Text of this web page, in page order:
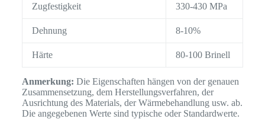
Zugfestigkeit 330-430 MPa
Dehnung 8-10%
Härte 80-100 Brinell
Anmerkung: Die Eigenschaften hängen von der genauen
Zusammensetzung, dem Herstellungsverfahren, der
Ausrichtung des Materials, der Wärmebehandlung usw. ab.
Die angegebenen Werte sind typische oder Standardwerte.